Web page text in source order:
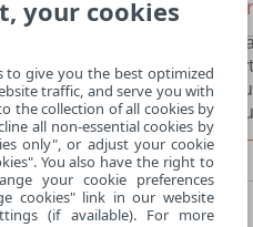
ESET
ei toimi.
tässä
käyttöön.
your cookies
to give you the best optimized
traffic, and serve you with
the collection of all cookies by
all non-essential cookies by
only", or adjust your cookie
You also have the right to
your cookie preferences
cookies" link in our website
(if available). For more